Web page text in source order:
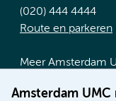
Amsterdam
(020) 444 4444
Route en parkeren
Meer Amsterdam
Werken bij